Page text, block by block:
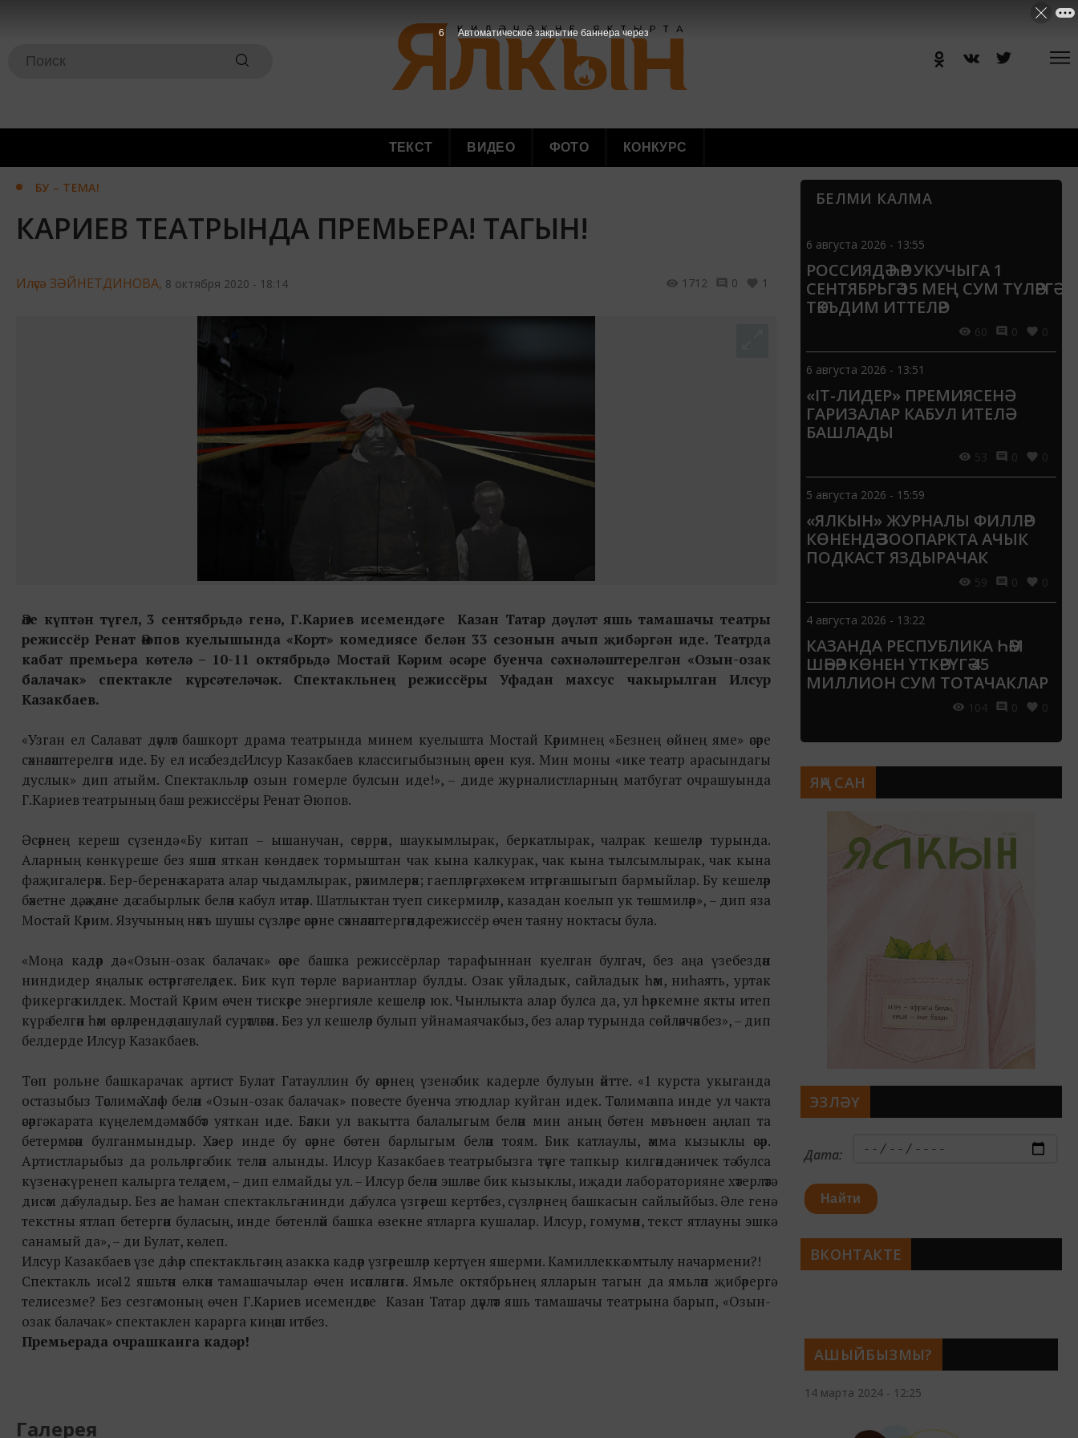
ТЕКСТ ВИДЕО ФОТО КОНКУРС
БУ – ТЕМА!
КАРИЕВ ТЕАТРЫНДА ПРЕМЬЕРА! ТАГЫН!
Илүсә ЗӘЙНЕТДИНОВА, 8 октября 2020 - 18:14 1712 0 1
Әле күптән түгел, 3 сентябрьдә генә, Г.Кариев исемендәге Казан Татар дәүләт яшьтамашачы театры
режиссёр Ренат Әюпов куелышында «Корт» комедиясе белән 33 сезонын ачып җибәргән иде. Театрда
кабат премьера көтелә – 10-11 октябрьдә Мостай Кәрим әсәре буенча сәхнәләштерелгән «Озын-озак
балачак» спектакле күрсәтеләчәк.
Спектакльнең режиссёры Уфадан махсус чакырылган Илсур
Казакбаев.
«Узган ел Салават дәүләт башкорт драма театрында минем куелышта Мостай Кәримнең «Безнең өйнең яме» әсәре
сәхнәләштерелгән иде. Бу ел исә бездәИлсур Казакбаев классигыбызның әсәрен куя. Мин моны «ике театр арасындагы
дуслык» дип атыйм. Спектакльләр озын гомерле булсын иде!», – диде журналистларның матбугат очрашуында
Г.Кариев театрының баш режиссёры Ренат Әюпов.
Әсәрнең кереш сүзендә «Бу китап – ышанучан, сәеррәк, шаукымлырак, беркатлырак, чалрак кешеләр турында.
Аларның көнкүреше без яшәп яткан көндәлек тормыштан чак кына калкурак, чак кына тылсымлырак, чак кына
фаҗигалерәк. Бер-беренә карата алар чыдамлырак, рәхимлерәк; гаепләргә, хөкем итәргә ашыгып бармыйлар. Бу кешеләр
бәхетне дә, әҗәлне дә сабырлык белән кабул итәләр. Шатлыктан туеп сикермиләр, казадан коелып ук төшмиләр», – дип яза
Мостай Кәрим. Язучының нәкъ шушы сүзләре әсәрне сәхнәләштергәндә режиссёр өчен таяну ноктасы була.
«Моңа кадәр дә «Озын-озак балачак» әсәре башка режиссёрлар тарафыннан куелган булгач, без аңа үзебездән
ниндидер яңалык өстәргә теләдек. Бик күп төрле вариантлар булды. Озак уйладык, сайладык һәм, ниһаять, уртак
фикергә килдек. Мостай Кәрим өчен тискәре энергияле кешеләр юк. Чынлыкта алар булса да, ул һәркемне якты итеп
күрә белгән һәм әсәрләрендә дә шулай сурәтләгән. Без ул кешеләр булып уйнамаячакбыз, без алар турында сөйләячәкбез», – дип
белдерде Илсур Казакбаев.
Төп рольне башкарачак артист Булат Гатауллин бу әсәрнең үзенә бик кадерле булуын әйтте. «1 курста укыганда
остазыбыз Тәслимә Хәләф белән «Озын-озак балачак» повесте буенча этюдлар куйган идек. Тәслимә апа инде ул чакта
әсәргә карата күңелемдә мәхәббәт уяткан иде. Бәлки ул вакытта балалыгым белән мин аның бөтен мәгънәсен аңлап та
бетермәгән булганмындыр. Хәзер инде бу әсәрне бөтен барлыгым белән тоям. Бик катлаулы, әмма кызыклы әсәр.
Артистларыбыз да рольләргә бик теләп алынды. Илсур Казакбаев театрыбызга тәүге тапкыр килгәндә ничек тә булса
күзенә күренеп калырга теләдем, – дип елмайды ул. – Илсур белән эшләве бик кызыклы, иҗади лабораторияне хәтерләтә
дисәм дә буладыр. Без әле һаман спектакльгә нинди дә булса үзгәреш кертәбез, сүзләрнең башкасын сайлыйбыз. Әле генә
текстны ятлап бетергән буласың, инде бөтенләй башка өзекне ятларга кушалар. Илсур, гомумән, текст ятлауны эшкә
санамый да», – ди Булат, көлеп.
Илсур Казакбаев үзе дә һәр спектакльгә иң азакка кадәр үзгәрешләр кертүен яшерми. Камиллеккә омтылу начармени?!
Спектакль исә 12 яшьтән өлкән тамашачылар өчен исәпләнгән. Ямьле октябрьнең ялларын тагын да ямьләп җибәрергә
телисезме? Без сезгә моның өчен Г.Кариев исемендәге Казан Татар дәүләтяшь тамашачы театрына барып, «Озын-
озак балачак» спектаклен карарга киңәш итәбез.
Премьерада очрашканга кадәр!
Галерея
БЕЛМИ КАЛМА
6 августа 2026 - 13:55
РОССИЯДӘ ҺӘР УКУЧЫГА 1
СЕНТЯБРЬГӘ 15 МЕҢ СУМ ТҮЛӘРГӘ
ТӘКЪДИМ ИТТЕЛӘР
60 0 0
6 августа 2026 - 13:51
«IT-ЛИДЕР» ПРЕМИЯСЕНӘ
ГАРИЗАЛАР КАБУЛ ИТЕЛӘ
БАШЛАДЫ
53 0 0
5 августа 2026 - 15:59
«ЯЛКЫН» ЖУРНАЛЫ ФИЛЛӘР
КӨНЕНДӘ ЗООПАРКТА АЧЫК
ПОДКАСТ ЯЗДЫРАЧАК
59 0 0
4 августа 2026 - 13:22
КАЗАНДА РЕСПУБЛИКА ҺӘМ
ШӘҺӘР КӨНЕН ҮТКӘРҮГӘ 45
МИЛЛИОН СУМ ТОТАЧАКЛАР
104 0 0
АШЫЙБЫЗМЫ?
14 марта 2024 - 12:25
ЯҢА САН
ЭЗЛӘҮ
Дата:
Найти
ВКОНТАКТЕ
5 Автоматическое закрытие баннера через